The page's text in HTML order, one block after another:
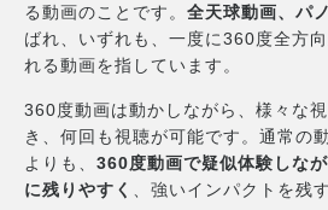
る動画のことです。 全天球動画、パ
ばれ、いずれも、一度に360度全方
れる動画を指しています。
360度動画は動かしながら、様々な
き、何回も視聴が可能です。通常の
よりも、 360度動画で疑似体験しな
に残りやすく
、強いインパクトを残